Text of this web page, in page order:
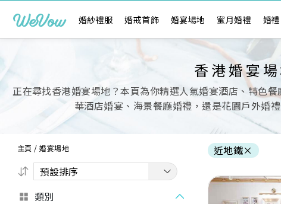
婚紗禮服 婚戒首飾 婚宴場地 蜜月婚禮 婚
香港婚宴
正在尋找香港婚宴場地？本頁為你精選人氣婚宴酒店、特色
華酒店婚宴、海景餐廳婚禮，還是花園戶外婚
主頁 /婚宴場地
類別
近地鐵×